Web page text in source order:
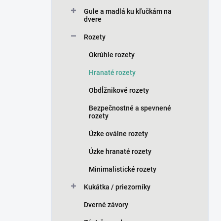
Gule a madlá ku kľučkám na
dvere
Rozety
Okrúhle rozety
Hranaté rozety
Obdĺžnikové rozety
Bezpečnostné a spevnené
rozety
Úzke oválne rozety
Úzke hranaté rozety
Minimalistické rozety
Kukátka / priezorníky
Dverné závory